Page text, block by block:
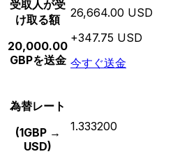
受取人が受
け取る額
20,000.00
GBPを送金
26,664.00 USD
+347.75 USD
今すぐ送金
為替レート
(1GBP →
USD)
1.333200